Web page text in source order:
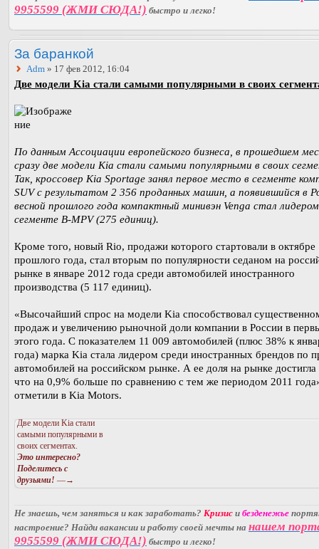
9955599 (ЖМИ СЮДА!) быстро и легко!
За баранкой
Adm » 17 фев 2012, 16:04
Две модели Kia стали самыми популярными в своих
По данным Ассоциации европейского бизнеса, в прошедшем
сразу две модели Kia стали самыми популярными в своих
Так, кроссовер Kia Sportage занял первое место в сегменте
SUV c результатом 2 356 проданных машин, а появившийся в
весной прошлого года компактный минивэн Venga стал
сегменте B-MPV (275 единиц).
Кроме того, новый Rio, продажи которого стартовали в октябре
прошлого года, стал вторым по популярности седаном на
рынке в январе 2012 года среди автомобилей иностранного
производства (5 117 единиц).
«Высочайший спрос на модели Kia способствовал
продаж и увеличению рыночной доли компании в России в
этого года. С показателем 11 009 автомобилей (плюс 38% к
года) марка Kia стала лидером среди иностранных брендов по
автомобилей на российском рынке. А ее доля на рынке
что на 0,9% больше по сравнению с тем же периодом 2011
отметили в Kia Motors.
Две модели Kia стали
самыми популярными в
своих сегментах.
Это интересно?
Поделитесь с
друзьями! —→
Не знаешь, чем заняться и как заработать? Кризис и безденежье
настроение? Найди вакансии и работу своей мечты на нашем
9955599 (ЖМИ СЮДА!) быстро и легко!